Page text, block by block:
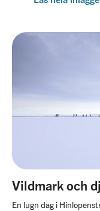
Vildmark och
En lugn dag i